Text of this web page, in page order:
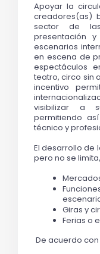
Apoyar la
creadores(as)
sector de
presentación
escenarios
en escena de
espectáculos
teatro, circo sin
incentivo
visibilizar a
permitiendo
técnico y
El desarrollo de
pero no se
Giras y
Ferias o
De acuerdo